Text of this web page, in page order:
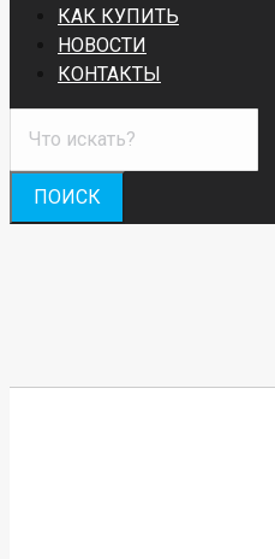
КАК КУПИТЬ
НОВОСТИ
КОНТАКТЫ